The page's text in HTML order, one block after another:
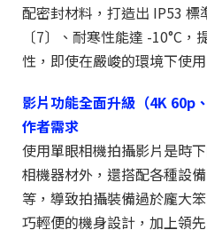
配密封材料，打造出 IP53 標
〔7〕、耐寒性能達 -10°C
性，即使在嚴峻的環境下使
影片功能全面升級（4K 60p
作者需求
使用單眼相機拍攝影片是時
相機器材外，還搭配各種設
等，導致拍攝裝備過於龐大
巧輕便的機身設計，加上領